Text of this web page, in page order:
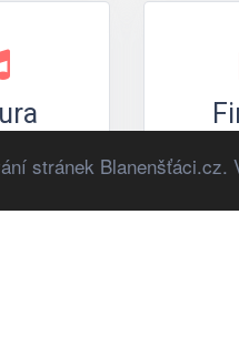
stránek Blanenšťáci.cz.